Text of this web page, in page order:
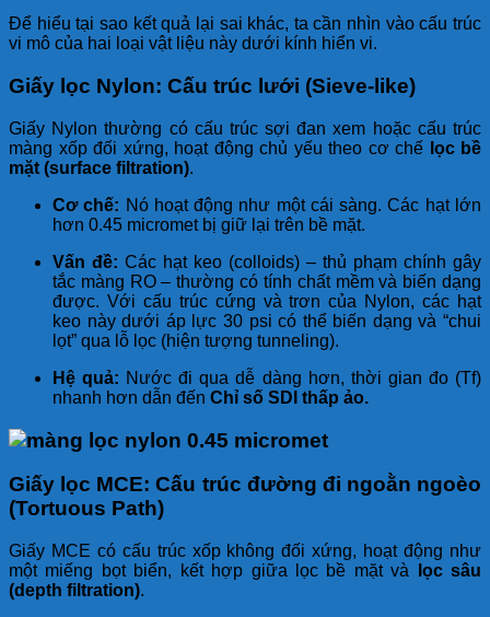
Để hiểu tại sao kết quả lại sai khác, ta cần nhìn vào cấu trúc
vi mô của hai loại vật liệu này dưới kính hiển vi.
Giấy lọc Nylon: Cấu trúc lưới (Sieve-like)
Giấy Nylon thường có cấu trúc sợi đan xem hoặc cấu trúc
màng xốp đối xứng, hoạt động chủ yếu theo cơ chế lọc bề
mặt (surface filtration).
Cơ chế: Nó hoạt động như một cái sàng. Các hạt lớn
hơn 0.45 micromet bị giữ lại trên bề mặt.
Vấn đề: Các hạt keo (colloids) – thủ phạm chính gây
tắc màng RO – thường có tính chất mềm và biến dạng
được. Với cấu trúc cứng và trơn của Nylon, các hạt
keo này dưới áp lực 30 psi có thể biến dạng và “chui
lọt” qua lỗ lọc (hiện tượng tunneling).
Hệ quả: Nước đi qua dễ dàng hơn, thời gian đo (Tf)
nhanh hơn dẫn đến Chỉ số SDI thấp ảo.
Giấy lọc MCE: Cấu trúc đường đi ngoằn ngoèo
(Tortuous Path)
Giấy MCE có cấu trúc xốp không đối xứng, hoạt động như
một miếng bọt biển, kết hợp giữa lọc bề mặt và
lọc sâu
(depth filtration).